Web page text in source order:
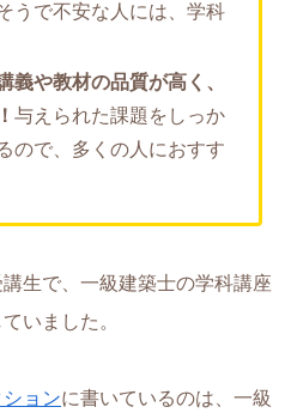
うで不安な人には、学科
義や教材の品質が高く、
与えられた課題をしっか
ので、多くの人におすす
生で、一級建築士の学科講座
いました。
ョンに書いているのは、一級